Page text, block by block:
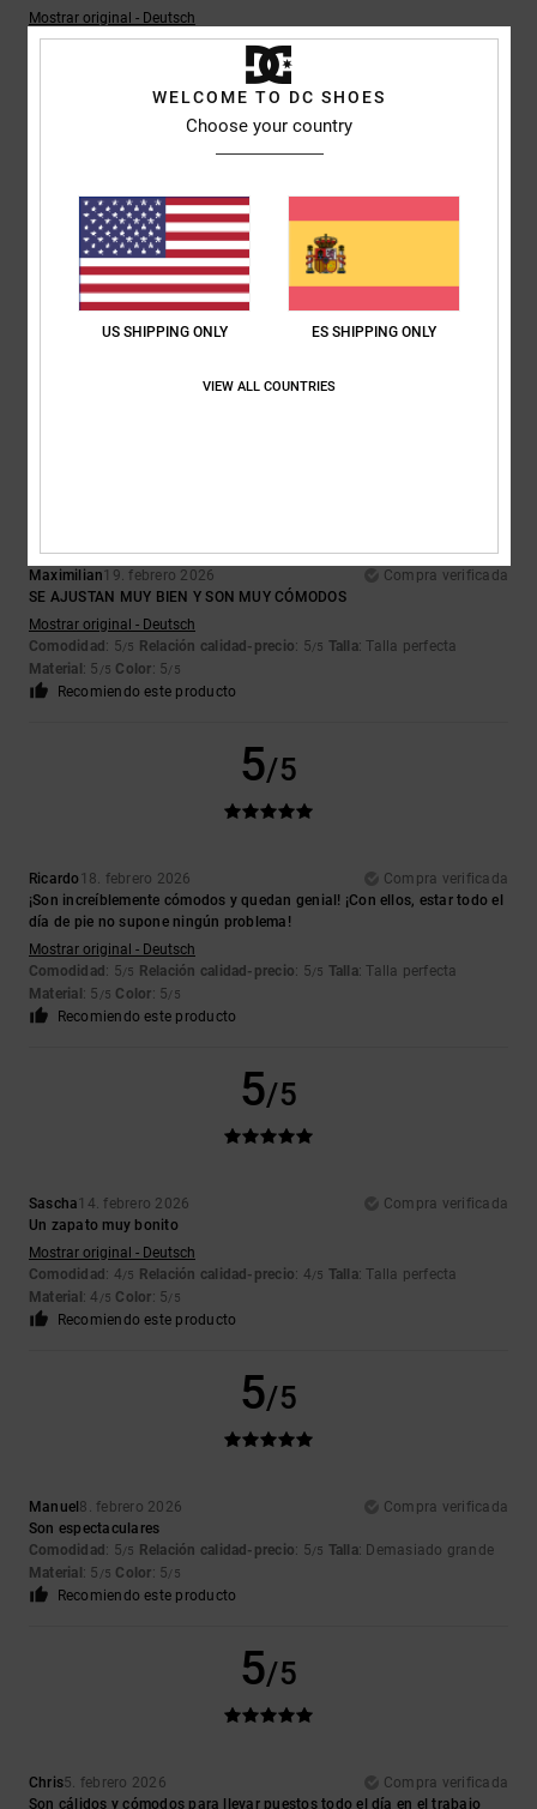
Mostrar original - Deutsch
Comodidad: 4/5 Relación calidad-precio: 4/5 Talla: Talla perfecta
5/5
CAROLINE24. febrero 2026
Bien hecho, a un precio fabuloso
Recomiendo este producto
Maximilian19. febrero 2026
Compra verificada
SE AJUSTAN MUY BIEN Y SON MUY CÓMODOS
Mostrar original - Deutsch
Comodidad : 5/5 Relación calidad-precio: 5/5 Talla: Talla perfecta
Material : 5 /5 Color: 5/5
Recomiendo este producto
5/5
Ricardo18. febrero 2026
Compra verificada
¡Son increíblemente cómodos y quedan genial! ¡Con ellos, estar todo el
día de pie no supone ningún problema!
Mostrar original - Deutsch
Comodidad : 5/5 Relación calidad-precio: 5/5 Talla: Talla perfecta
Material : 5 /5 Color: 5/5
Recomiendo este producto
5/5
Sascha14. febrero 2026
Compra verificada
Un zapato muy bonito
Mostrar original - Deutsch
Comodidad : 4/5 Relación calidad-precio: 4/5 Talla: Talla perfecta
Material : 4 /5 Color: 5/5
Recomiendo este producto
5/5
Manuel 8. febrero 2026
Compra verificada
Son espectaculares
Comodidad : 5/5 Relación calidad-precio: 5/5 Talla: Demasiado grande
Material : 5 /5 Color: 5/5
Recomiendo este producto
5/5
Chris5. febrero 2026
Compra verificada
Son cálidos y cómodos para llevar puestos todo el día en el trabajo
WELCOME TO DC SHOES
Choose your country
US SHIPPING ONLY ES SHIPPING ONLY
VIEW ALL COUNTRIES